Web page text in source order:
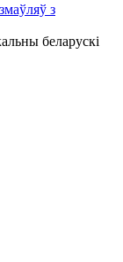
з
беларускі